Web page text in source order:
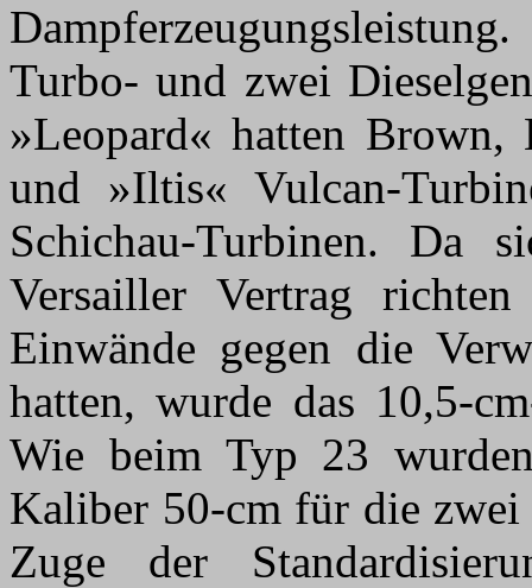
Turbo- und zwei
»Leopard« hatten
und »Iltis« Vulcan-
Schichau-Turbinen. Da
Versailler Vertrag
Einwände gegen die
hatten, wurde das 10,5-
Wie beim Typ 23
Kaliber 50-cm für die
Zuge der